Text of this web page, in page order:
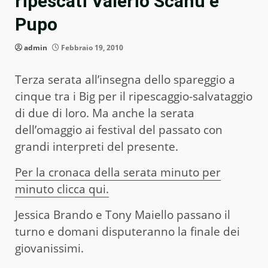
Pupo
admin Febbraio 19, 2010
Terza serata all’insegna dello spareggio a
cinque tra i Big per il ripescaggio-salvataggio
di due di loro. Ma anche la serata
dell’omaggio ai festival del passato con
grandi interpreti del presente.
Per la cronaca della serata minuto per
minuto clicca qui.
Jessica Brando e Tony Maiello passano il
turno e domani disputeranno la finale dei
giovanissimi.